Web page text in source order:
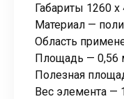
Габариты 1260
Материал —
Область
Площадь — 0,56
Полезная
Вес элемента —